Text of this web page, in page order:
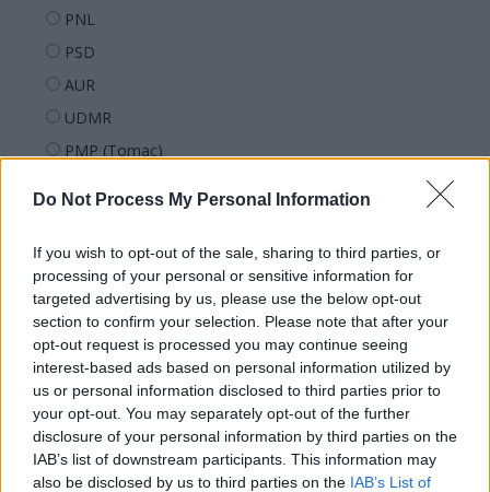
Do Not Process My Personal Information
If you wish to opt-out of the sale, sharing to third parties, or
processing of your personal or sensitive information for
targeted advertising by us, please use the below opt-out
section to confirm your selection. Please note that after your
opt-out request is processed you may continue seeing
interest-based ads based on personal information utilized by
us or personal information disclosed to third parties prior to
your opt-out. You may separately opt-out of the further
disclosure of your personal information by third parties on the
IAB’s list of downstream participants. This information may
also be disclosed by us to third parties on the IAB’s List of
PNL
PSD
AUR
UDMR
PMP (Tomac)
REPER
SENS
SOS (Șoșoacă)
POT (Gavrilă)
PACE (Peia)
Acțiunea Conservatoare (Târziu)
PDF (Lazarus)
PUSL (D. Voiculescu)